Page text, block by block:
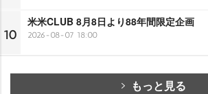
10
米米CLUB 8月8日より88年間限定企画
2026-08-07 18:00
もっと見る